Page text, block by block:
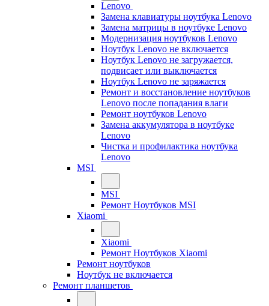
Lenovo
Замена клавиатуры ноутбука Lenovo
Замена матрицы в ноутбуке Lenovo
Модернизация ноутбуков Lenovo
Ноутбук Lenovo не включается
Ноутбук Lenovo не загружается,
подвисает или выключается
Ноутбук Lenovo не заряжается
Ремонт и восстановление ноутбуков
Lenovo после попадания влаги
Ремонт ноутбуков Lenovo
Замена аккумулятора в ноутбуке
Lenovo
Чистка и профилактика ноутбука
Lenovo
MSI
MSI
Ремонт Ноутбуков MSI
Xiaomi
Xiaomi
Ремонт Ноутбуков Xiaomi
Ремонт ноутбуков
Ноутбук не включается
Ремонт планшетов